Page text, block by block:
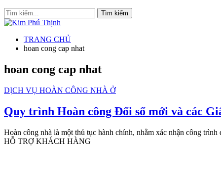
TRANG CHỦ
hoan cong cap nhat
hoan cong cap nhat
DỊCH VỤ HOÀN CÔNG NHÀ Ở
Quy trình Hoàn công Đổi sổ mới và các
Hoàn công nhà là một thủ tục hành chính, nhằm xác nhận công
HỖ TRỢ KHÁCH HÀNG